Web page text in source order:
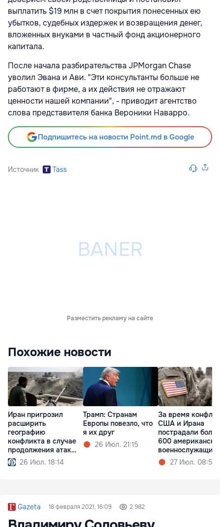
выплатить $19 млн в счет покрытия понесенных ею
убытков, судебных издержек и возвращения денег,
вложенных внуками в частный фонд акционерного
капитала.
После начала разбирательства JPMorgan Chase
уволил Эвана и Ави. "Эти консультанты больше не
работают в фирме, а их действия не отражают
ценности нашей компании", - приводит агентство
слова представителя банка Вероники Наварро.
Подпишитесь на новости Point.md в Google
Источник Tass
Разместить рекламу на сайте
Похожие новости
Иран пригрозил
расширить
географию
конфликта в случае
продолжения атак
США26 Июл. 18:14
Трамп: Cтранам
Европы повезло, что
я их друг
26 Июл. 21:15
За время
США и Ирана
пострадали более
600
военнослужащих
27 Июл. 08:57
Gazeta 18 февраля 2021, 16:09 2 982